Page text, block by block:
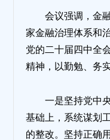
会议强调，金
家金融治理体系和
党的二十届四中全
精神，以勤勉、务
一是坚持党中
基础上，系统谋划
的整改。坚持正确